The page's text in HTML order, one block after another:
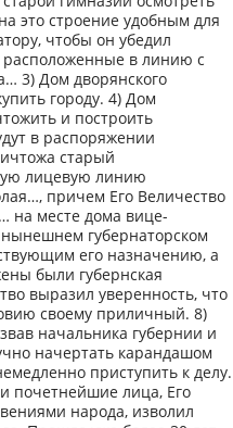
это строение удобным для
чтобы он убедил
расположенные в линию с
3) Дом дворянского
городу. 4) Дом
и построить
в распоряжении
старый
лицевую линию
причем Его Величество
на месте дома вице-
губернаторском
его назначению, а
были губернская
выразил уверенность, что
своему приличный. 8)
начальника губернии и
начертать карандашом
приступить к делу.
почетнейшие лица, Его
народа, изволил